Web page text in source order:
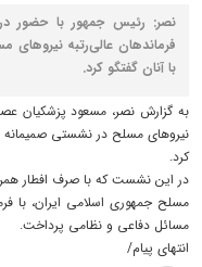
نصر: رئیس جمهور با حضور
فرماندهان عالی‌رتبه
با آنان گفتگو کرد.
به گزارش نصر، مسعود پزشکیان
نیروهای مسلح در نشستی صمیمانه
کرد.
در این نشست که با صرف افطار
مسلح جمهوری اسلامی ایران، با
مسائل دفاعی و نظامی پرداخت.
انتهای پیام/